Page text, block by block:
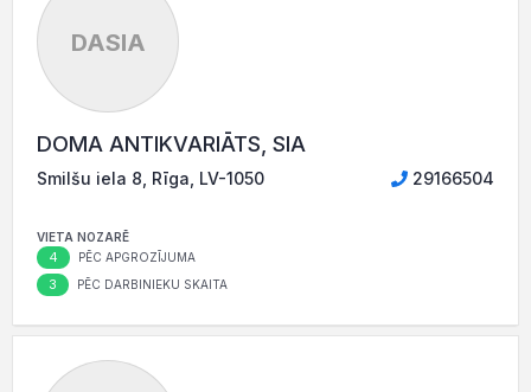
DASIA
DOMA ANTIKVARIĀTS, SIA
Smilšu iela 8, Rīga, LV-1050 29166504
VIETA NOZARĒ
4 PĒC APGROZĪJUMA
3 PĒC DARBINIEKU SKAITA